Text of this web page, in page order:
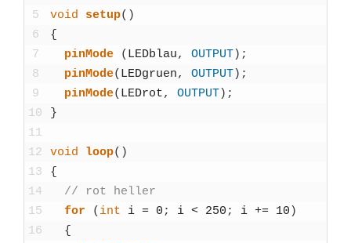
5
6
7
8
9
10
11
12
13
14
15
16
void set­up( )
{
pin­Mo­de
( LED­blau, OUTPUT) ;
pin­Mo­de( LED­gruen, OUTPUT) ;
pin­Mo­de( LEDrot, OUTPUT) ;
}
void loop( )
{
// rot hel­ler
for
( int i = 0 ; i < 250 ; i += 10 )
{